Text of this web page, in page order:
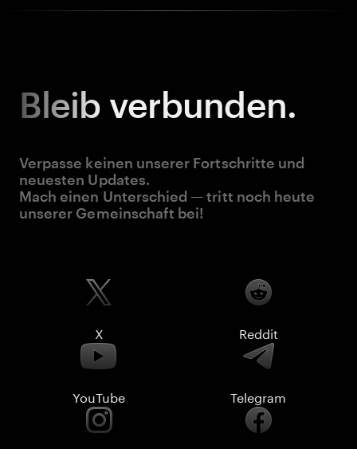
Bleib verbunden.
Verpasse keinen unserer Fortschritte und
neuesten Updates.
Mach einen Unterschied — tritt noch heute
unserer Gemeinschaft bei!
X Reddit
YouTube Telegram